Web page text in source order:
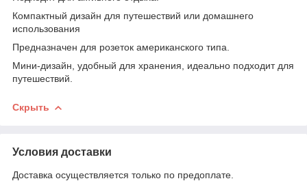
Компактный дизайн для путешествий или домашнего
использования
Предназначен для розеток американского типа.
Мини-дизайн, удобный для хранения, идеально подходит для
путешествий.
Скрыть
Условия доставки
Доставка осуществляется только по предоплате.